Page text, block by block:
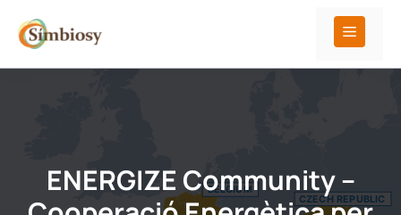
contingut
ENERGIZE Community –